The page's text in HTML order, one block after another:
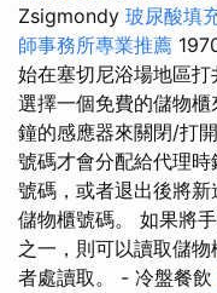
Zsigmondy 玻尿酸填
師事務所專業推薦
始在塞切尼浴場地區
選擇一個免費的儲物
鐘的感應器來關閉/打
號碼才會分配給代理
號碼，或者退出後將
儲物櫃號碼。 如果將
之一，則可以讀取儲
者處讀取。 - 冷盤餐飲